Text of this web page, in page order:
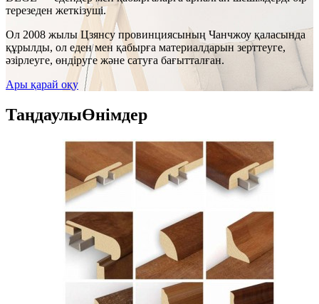
терезеден жеткізуші.
Ол 2008 жылы Цзянсу провинциясының Чанчжоу қаласында
құрылды, ол еден мен қабырға материалдарын зерттеуге,
әзірлеуге, өндіруге және сатуға бағытталған.
Ары қарай оқу
ТаңдаулыӨнімдер